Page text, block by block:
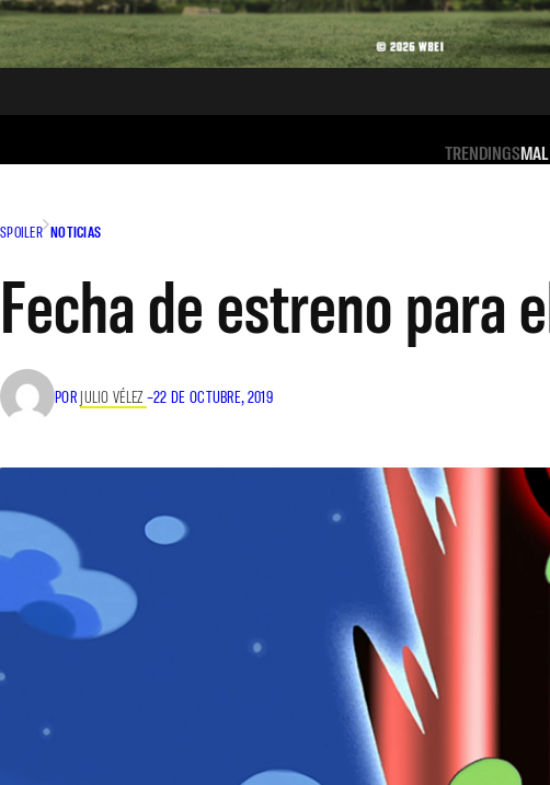
TRENDINGS
SPOILER NOTICIAS
Fecha de estreno para
POR JULIO VÉLEZ –22 DE OCTUBRE, 2019